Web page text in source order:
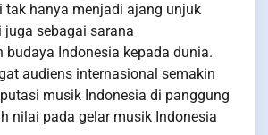
tak hanya menjadi ajang unjuk
juga sebagai sarana
budaya Indonesia kepada dunia.
audiens internasional semakin
musik Indonesia di panggung
nilai pada gelar musik Indonesia